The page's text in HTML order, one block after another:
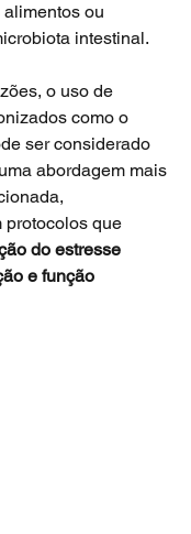
ou
intestinal.
como o
ser considerado
abordagem mais
protocolos que
do estresse
e função